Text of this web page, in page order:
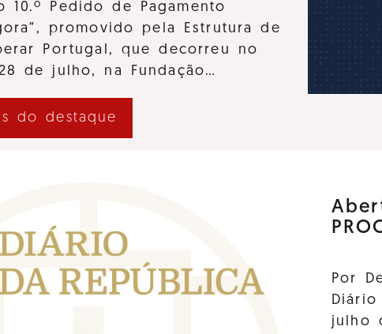
10.º Pedido de Pagamento
promovido pela Estrutura de
Portugal, que decorreu no
de julho, na Fundação…
do destaque
Por
julho